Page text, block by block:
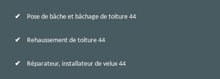
Pose de bâche et bâchage de toiture 44
Rehaussement de toiture 44
Réparateur, installateur de velux 44